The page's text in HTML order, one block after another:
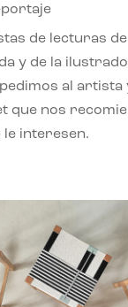
de lecturas
y de la
al artista
que nos
interesen.